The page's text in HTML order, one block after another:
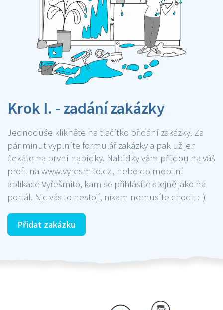
Krok I. - zadání zakázky
Jednoduše klikněte na tlačítko přidání zakázky. Za
pár minut vyplníte formulář zakázky a pak už jen
čekáte na první nabídky. Nabídky vám příjdou na váš
profil na www.vyresmito.cz , nebo do mobilní
aplikace Vyřešmito, kam se přihlásíte stejně jako na
portál. Nic vás to nestojí, nikam nemusíte chodit :-)
Přidat zakázku